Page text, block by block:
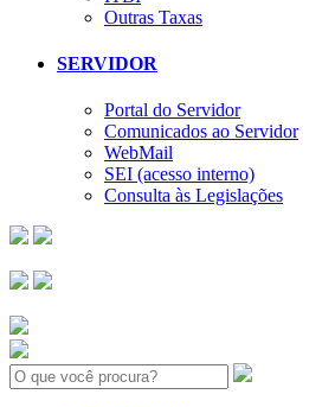
Outras Taxas
SERVIDOR
Portal do Servidor
Comunicados ao Servidor
WebMail
SEI (acesso interno)
Consulta às Legislações
Search: